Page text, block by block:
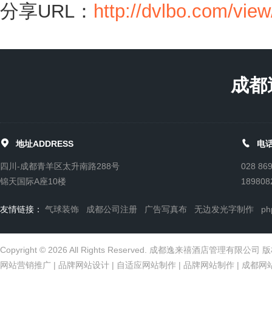
分享URL： http://dvlbo.com/
成
 地址ADDRESS
四川-成都青羊区太升南路288号
锦天国际A座10楼
 电
028
友情链接： 气球装饰 成都公司注册 广告写真布 无边发光字制作
Copyright © 2026 All Rights Reserved. 成都逸来禧酒店管理有限公司
网站营销推广 | 品牌网站设计 | 自适应网站制作 | 品牌网站制作 | 成都网